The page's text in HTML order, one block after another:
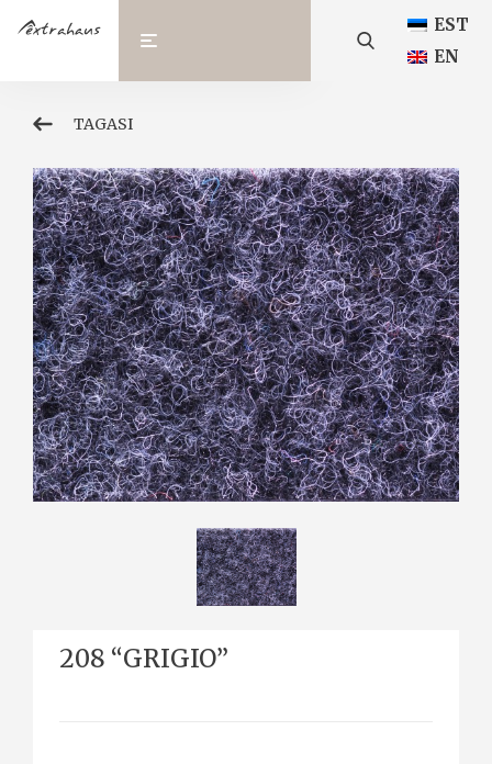
EST
EN
TAGASI
208 “GRIGIO”